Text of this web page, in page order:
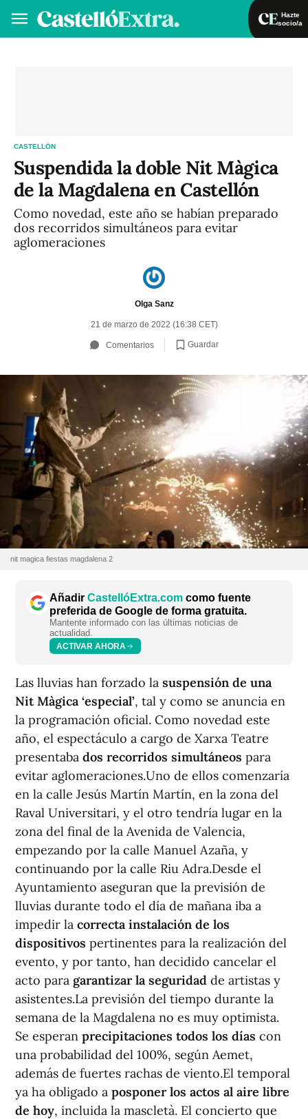
Hazte
socio/a
CASTELLÓN
Suspendida la doble Nit Màgica
de la Magdalena en Castellón
Como novedad, este año se habían preparado
dos recorridos simultáneos para evitar
aglomeraciones
Olga Sanz
21 de marzo de 2022 (16:38 CET)
Comentarios Guardar
nit magica fiestas magdalena 2
Añadir CastellóExtra.com como fuente
preferida de Google de forma gratuita.
Mantente informado con las últimas noticias de
actualidad.
ACTIVAR AHORA
Las lluvias han forzado la suspensión de una
Nit Màgica ‘especial’, tal y como se anuncia en
la programación oficial. Como novedad este
año, el espectáculo a cargo de Xarxa Teatre
presentaba dos recorridos simultáneos para
evitar aglomeraciones.Uno de ellos comenzaría
en la calle Jesús Martín Martín, en la zona del
Raval Universitari, y el otro tendría lugar en la
zona del final de la Avenida de Valencia,
empezando por la calle Manuel Azaña, y
continuando por la calle Riu Adra.Desde el
Ayuntamiento aseguran que la previsión de
lluvias durante todo el día de mañana iba a
impedir la correcta instalación de los
dispositivos pertinentes para la realización del
evento, y por tanto, han decidido cancelar el
acto para garantizar la seguridad de artistas y
asistentes.La previsión del tiempo durante la
semana de la Magdalena no es muy optimista.
Se esperan precipitaciones todos los días con
una probabilidad del 100%, según Aemet,
además de fuertes rachas de viento.El temporal
ya ha obligado a posponer los actos al aire libre
de hoy, incluida la mascletà. El concierto que